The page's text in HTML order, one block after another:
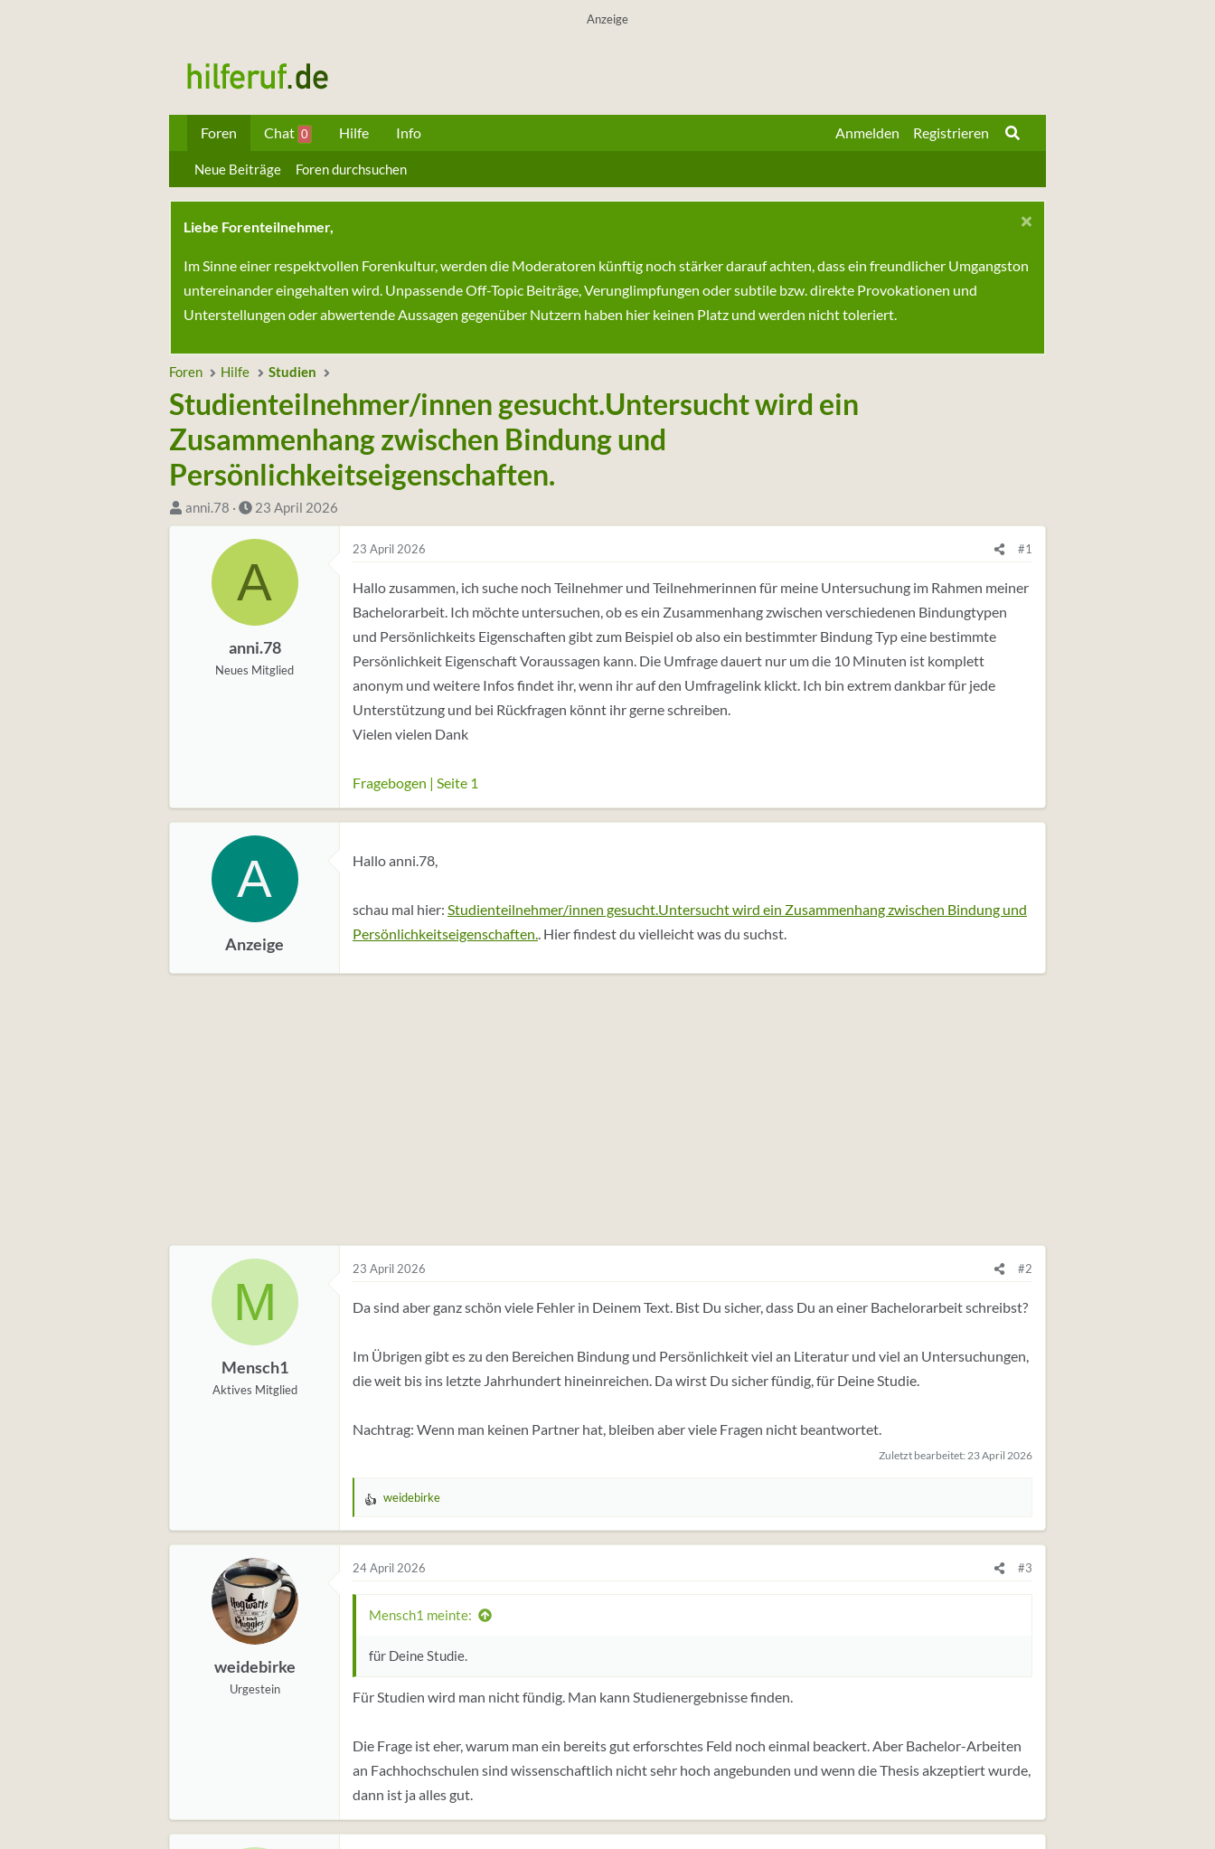
Anzeige
Foren Chat 0 Hilfe Info Anmelden Registrieren
Neue Beiträge Foren durchsuchen
Liebe Forenteilnehmer,
Im Sinne einer respektvollen Forenkultur, werden die Moderatoren künftig noch stärker darauf achten, dass ein freundlicher Umgangston
untereinander eingehalten wird. Unpassende Off-Topic Beiträge, Verunglimpfungen oder subtile bzw. direkte Provokationen und
Unterstellungen oder abwertende Aussagen gegenüber Nutzern haben hier keinen Platz und werden nicht toleriert.
Foren Hilfe Studien
Studienteilnehmer/innen gesucht.Untersucht wird ein
Zusammenhang zwischen Bindung und
Persönlichkeitseigenschaften.
S
t
anni.78
D
a
u
m
t
a
23 April 2026
A
anni.78
Neues Mitglied
23 April 2026 #1
Hallo zusammen, ich suche noch Teilnehmer und Teilnehmerinnen für meine Untersuchung im Rahmen meiner
Bachelorarbeit. Ich möchte untersuchen, ob es ein Zusammenhang zwischen verschiedenen Bindungtypen
und Persönlichkeits Eigenschaften gibt zum Beispiel ob also ein bestimmter Bindung Typ eine bestimmte
Persönlichkeit Eigenschaft Voraussagen kann. Die Umfrage dauert nur um die 10 Minuten ist komplett
anonym und weitere Infos findet ihr, wenn ihr auf den Umfragelink klickt. Ich bin extrem dankbar für jede
Unterstützung und bei Rückfragen könnt ihr gerne schreiben.
Vielen vielen Dank
Fragebogen | Seite 1
A
Anzeige
Hallo anni.78,
schau mal hier: Studienteilnehmer/innen gesucht.Untersucht wird ein Zusammenhang zwischen Bindung und
Persönlichkeitseigenschaften.. Hier findest du vielleicht was du suchst.
M
Mensch1
Aktives Mitglied
23 April 2026 #2
Da sind aber ganz schön viele Fehler in Deinem Text. Bist Du sicher, dass Du an einer Bachelorarbeit schreibst?
Im Übrigen gibt es zu den Bereichen Bindung und Persönlichkeit viel an Literatur und viel an Untersuchungen,
die weit bis ins letzte Jahrhundert hineinreichen. Da wirst Du sicher fündig, für Deine Studie.
Nachtrag: Wenn man keinen Partner hat, bleiben aber viele Fragen nicht beantwortet.
Zuletzt bearbeitet: 23 April 2026
W
r
t
u
weidebirke
weidebirke
Urgestein
24 April 2026 #3
Mensch1 meinte:
für Deine Studie.
Für Studien wird man nicht fündig. Man kann Studienergebnisse finden.
Die Frage ist eher, warum man ein bereits gut erforschtes Feld noch einmal beackert. Aber Bachelor-Arbeiten
an Fachhochschulen sind wissenschaftlich nicht sehr hoch angebunden und wenn die Thesis akzeptiert wurde,
dann ist ja alles gut.